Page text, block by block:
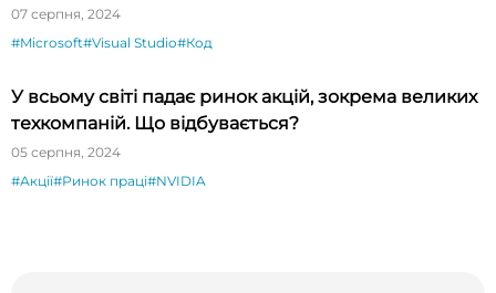
07 серпня, 2024
#Microsoft#Visual Studio#Код
У всьому світі падає ринок акцій, зокрема великих
техкомпаній. Що відбувається?
05 серпня, 2024
#Акції#Ринок праці#NVIDIA